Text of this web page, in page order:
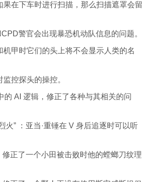
果在下车时进行扫描，那么扫描遮罩会留
警官会出现暴恐机动队信息的问题。
机甲时它们的头上将不会显示人类的名
控探头的操控。
的 AI 逻辑，修正了各种与其相关的问
火” ：亚当·重锤在 V 身后追逐时可以听
修正了一个小田被击败时他的螳螂刀纹理